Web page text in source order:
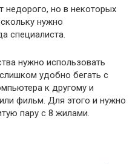
недорого, но в некоторых
нужно
специалиста.
нужно использовать
удобно бегать с
к другому и
фильм. Для этого и нужно
пару с 8 жилами.